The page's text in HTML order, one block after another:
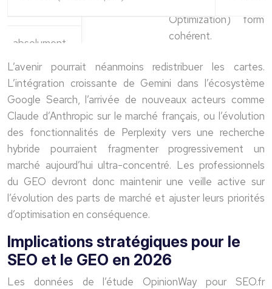
L’avenir pourrait néanmoins redistribuer les cartes.
L’intégration croissante de Gemini dans l’écosystème
Google Search, l’arrivée de nouveaux acteurs comme
Claude d’Anthropic sur le marché français, ou l’évolution
des fonctionnalités de Perplexity vers une recherche
hybride pourraient fragmenter progressivement un
marché aujourd’hui ultra-concentré. Les professionnels
du GEO devront donc maintenir une veille active sur
l’évolution des parts de marché et ajuster leurs priorités
d’optimisation en conséquence.
Implications stratégiques pour le
SEO et le GEO en 2026
Les données de l’étude OpinionWay pour SEO.fr